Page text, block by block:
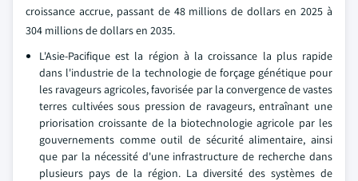
croissance accrue, passant de 48 millions de dollars en 2025 à
304 millions de dollars en 2035.
L'Asie-Pacifique est la région à la croissance la plus rapide
dans l'industrie de la technologie de forçage génétique pour
les ravageurs agricoles, favorisée par la convergence de vastes
terres cultivées sous pression de ravageurs, entraînant une
priorisation croissante de la biotechnologie agricole par les
gouvernements comme outil de sécurité alimentaire, ainsi
que par la nécessité d'une infrastructure de recherche dans
plusieurs pays de la région. La diversité des systèmes de